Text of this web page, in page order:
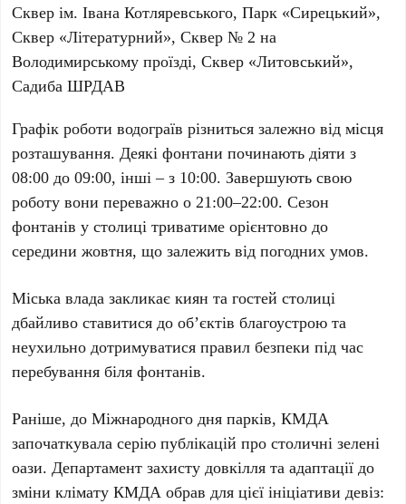
Сквер ім. Івана Котляревського, Парк «Сирецький»,
Сквер «Літературний», Сквер № 2 на
Володимирському проїзді, Сквер «Литовський»,
Садиба ШРДАВ
Графік роботи водограїв різниться залежно від місця
розташування. Деякі фонтани починають діяти з
08:00 до 09:00, інші – з 10:00. Завершують свою
роботу вони переважно о21:00–22:00. Сезон
фонтанів у столиці триватиме орієнтовно до
середини жовтня, що залежить від погодних умов.
Міська влада закликає киян та гостей столиці
дбайливо ставитися до об’єктів благоустрою та
неухильно дотримуватися правил безпеки під час
перебування біля фонтанів.
Раніше, до Міжнародного дня парків,КМДА
започаткувала серію публікацій про столичні зелені
оази.Департамент захисту довкілля та адаптації до
зміни клімату КМДА обрав для цієї ініціативи девіз: